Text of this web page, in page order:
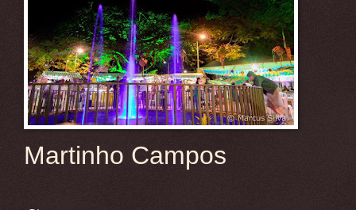
Martinho Campos